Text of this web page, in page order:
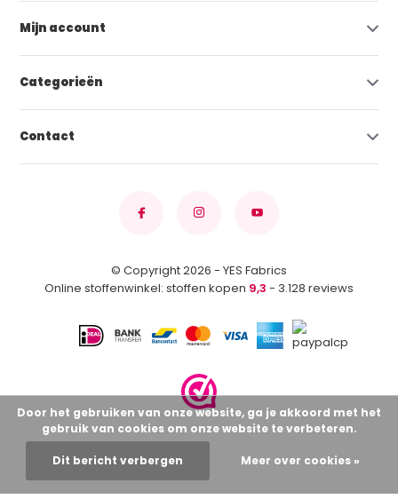
Mijn account
Categorieën
Contact
© Copyright 2026 - YES Fabrics
Online stoffenwinkel: stoffen kopen 9,3 - 3.128 reviews
Door het gebruiken van onze website, ga je akkoord met het
gebruik van cookies om onze website te verbeteren.
Dit bericht verbergen Meer over cookies »